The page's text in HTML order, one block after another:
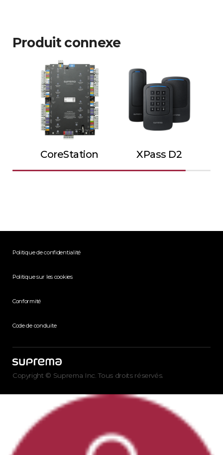
Produit connexe
CoreStation XPass D2
Politique de confidentialité
Politique sur les cookies
Conformité
Code de conduite
Copyright © Suprema Inc. Tous droits réservés.